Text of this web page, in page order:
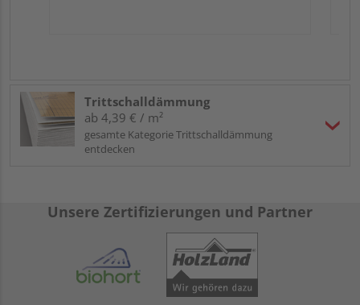
Trittschalldämmung
ab 4,39 € / m²
gesamte Kategorie Trittschalldämmung
entdecken
Unsere Zertifizierungen und Partner